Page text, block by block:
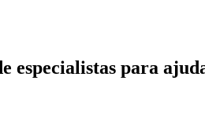
especialistas para